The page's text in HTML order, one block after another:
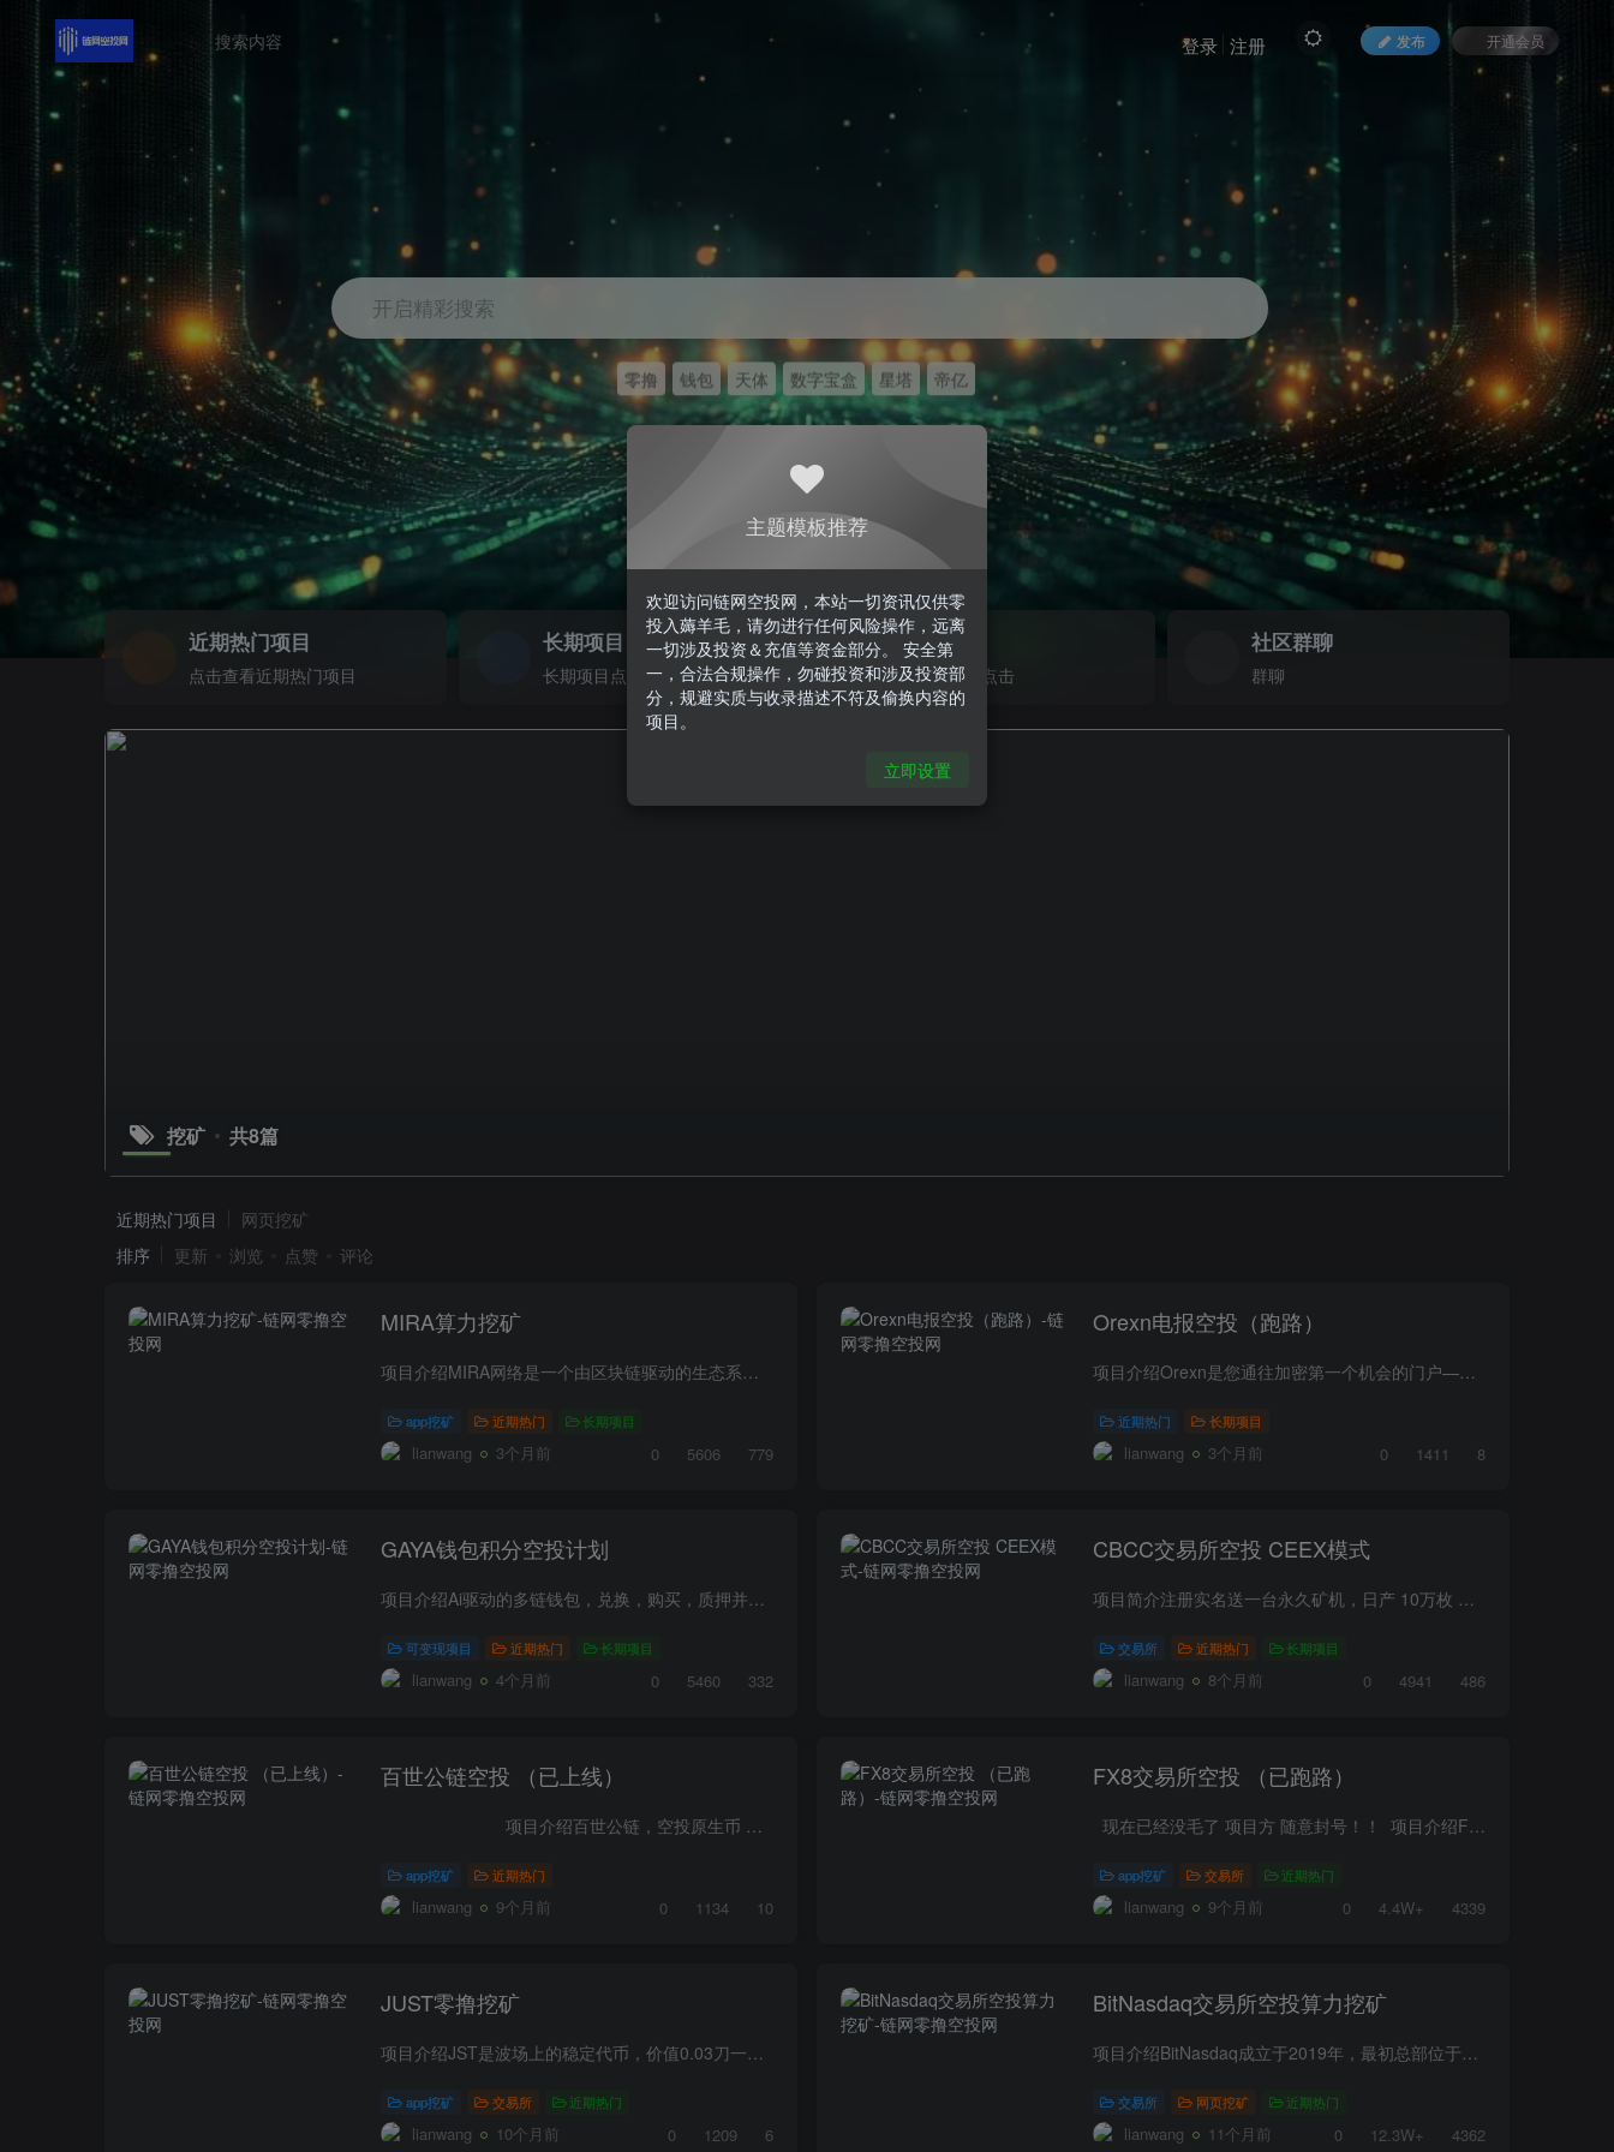
发布 开通会员
登录 注册
开启精彩搜索
零撸 钱包 天体 数字宝盒 星塔 帝亿
近期热门项目
点击查看近期热门项目
长期项目
长期项目点击查看
商务合作
商务合作请点击
社区群聊
群聊
挖矿 共8篇
近期热门项目
网页挖矿
排序
更新 浏览 点赞 评论
MIRA算力挖矿
项目介绍MIRA网络是一个由区块链驱动的生态系统，在全球拥有超过300万用户。您可以通过今天加入应用程序开始赚钱。领取您的MIRA奖励谷歌商店 和苹果商店 搜索 MIRA 下载软件苹果商店 需...
app挖矿 近期热门 长期项目
lianwang 3个月前 0 5606 779
Orexn电报空投（跑路）
项目介绍Orexn是您通往加密第一个机会的门户——一个全面的平台，可让您在有前途的IDO和代币发布之前提前访问它们。我们是Web3社区的发布空间，通过独家发布、空投和预售帮助您发现加密货币的下...
近期热门 长期项目
lianwang 3个月前 0 1411 8
GAYA钱包积分空投计划
项目介绍Ai驱动的多链钱包，兑换，购买，质押并赚取奖励。推特黄标，目前钱包举行积分空投活动，后续积分兑换钱包子代币 $GAYA代币上线后，积分直接可以兑换成代币空投，这波努力推广参与大概率...
可变现项目 近期热门 长期项目
lianwang 4个月前 0 5460 332
CBCC交易所空投 CEEX模式
项目简介注册实名送一台永久矿机，日产 10万枚 CBC平台币！11月出app，目前只有网页版本！CBC 12月1号 开启交易！目前早期，趁现在做市场参与起来！说不定是下一个 CEEX！项目教程浏览器打开：h...
交易所 近期热门 长期项目
lianwang 8个月前 0 4941 486
百世公链空投 （已上线）
项目介绍百世公链，空投原生币 不锁仓！总量2000万，11月份上线币安，全民空投开启！ 项目教程浏览...
app挖矿 近期热门
lianwang 9个月前 0 1134 10
FX8交易所空投 （已跑路）
现在已经没毛了 项目方 随意封号！！ 项目介绍FX8交易所~正式上线，注册通过认证送50000USDT体验金用于模拟交易，每日模拟交易1单可奖励3USDT，做满9单后，奖励USDT可提现至FX8跟单交易...
app挖矿 交易所 近期热门
lianwang 9个月前 0 4.4W+ 4339
JUST零撸挖矿
项目介绍JST是波场上的稳定代币，价值0.03刀一枚，今天的项目 类似之前的BTTC 刚出可以零撸一波项目教程浏览器打开：https://justd.io/pages/register/register?code=39544158邀请码：395441581...
app挖矿 交易所 近期热门
lianwang 10个月前 0 1209 6
BitNasdaq交易所空投算力挖矿
项目介绍BitNasdaq成立于2019年，最初总部位于塞浦路斯，后亚太总部设于韩国首尔，运营公司为新加坡的BitAIIEx PTE LTD。定位为全球性数字资产交易所，提供币币交易、法币交易、杠杆交易及永续...
交易所 网页挖矿 近期热门
lianwang 11个月前 0 12.3W+ 4362
主题模板推荐
欢迎访问链网空投网，本站一切资讯仅供零
投入薅羊毛，请勿进行任何风险操作，远离
一切涉及投资＆充值等资金部分。 安全第
一，合法合规操作，勿碰投资和涉及投资部
分，规避实质与收录描述不符及偷换内容的
项目。
立即设置